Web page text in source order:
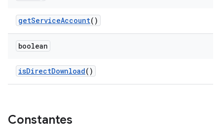
getServiceAccount()
boolean
isDirectDownload()
Constantes